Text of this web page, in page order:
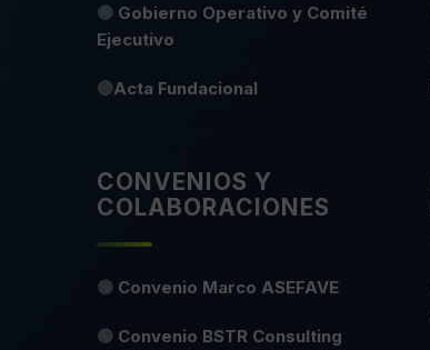
🟢 Gobierno Operativo y Comité
Ejecutivo
🔴Acta Fundacional
CONVENIOS Y
COLABORACIONES
🟢 Convenio Marco ASEFAVE
🟢 Convenio BSTR Consulting